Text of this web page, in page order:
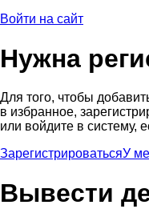
Войти на сайт
Нужна
Для того, чтобы
в избранное,
или войдите в систему,
ЗарегистрироватьсяУ
Вывести